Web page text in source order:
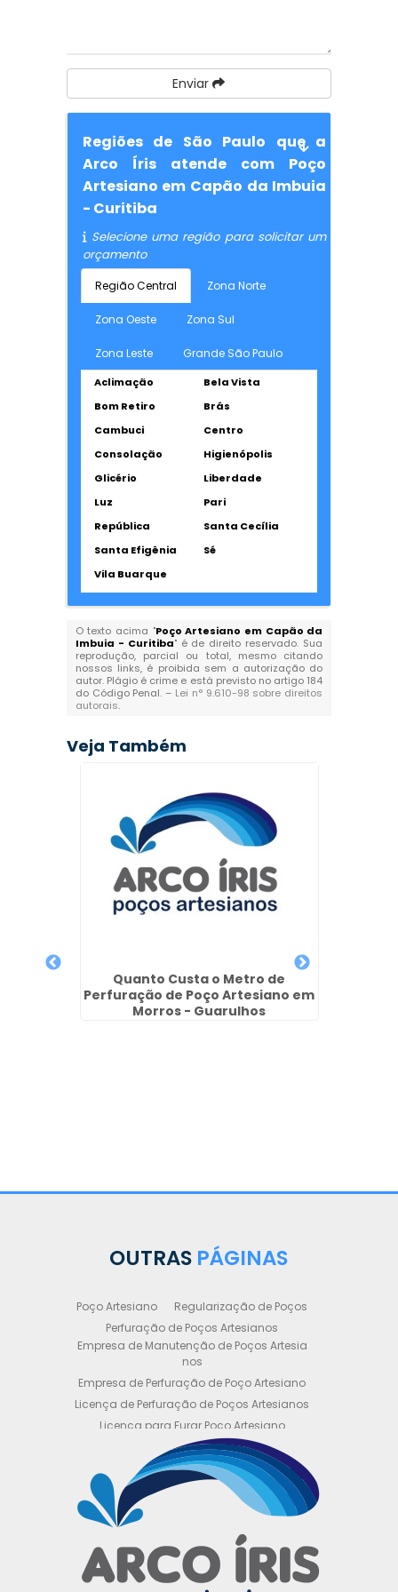
Enviar
Regiões de São Paulo que a
Arco Íris atende com Poço
Artesiano em Capão da Imbuia
- Curitiba
Selecione uma região para solicitar um
orçamento
Região Central Zona Norte
Zona Oeste Zona Sul
Zona Leste Grande São Paulo
Aclimação
Bela Vista
Bom Retiro
Brás
Cambuci
Centro
Consolação
Higienópolis
Glicério
Liberdade
Luz
Pari
República
Santa Cecília
Santa Efigênia
Sé
Vila Buarque
O texto acima "Poço Artesiano em Capão da
Imbuia - Curitiba" é de direito reservado. Sua
reprodução, parcial ou total, mesmo citando
nossos links, é proibida sem a autorização do
autor. Plágio é crime e está previsto no artigo 184
do Código Penal. – Lei n° 9.610-98 sobre direitos
autorais.
Veja Também
Quanto Custa o Metro de
Perfuração de Poço Artesiano em
Morros - Guarulhos
OUTRAS PÁGINAS
Poço Artesiano
Regularização de Poços
Perfuração de Poços Artesianos
Empresa de Manutenção de Poços Artesia
nos
Empresa de Perfuração de Poço Artesiano
Licença de Perfuração de Poços Artesianos
Licença para Furar Poço Artesiano
Licença para Perfuração de Poço Artesiano
Licença para Poço Semi Artesiano
Manutenção de Poço Semi Artesiano
Manutenção Preventiva de Poços Artesiano
Obtenha sua Licença de Perfuração de Poç
o Artesiano
Orçamento de Poço Semi Artesiano